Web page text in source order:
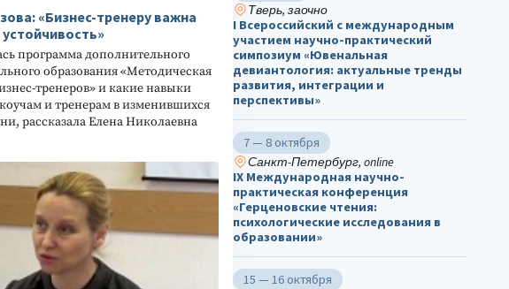
«Бизнес-тренеру важна
программа дополнительного
образования «Методическая
тренеров» и какие навыки
и тренерам в изменившихся
рассказала Елена Николаевна
Тверь, заочно
I Всероссийский с международным
участием научно-практический
симпозиум «Ювенальная
девиантология: актуальные тренды
развития, интеграции и
перспективы»
7 — 8 октября
Санкт-Петербург, online
IX Международная научно-
практическая конференция
«Герценовские чтения:
психологические исследования в
образовании»
15 — 16 октября